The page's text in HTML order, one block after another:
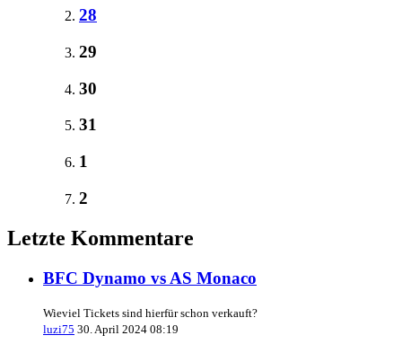
28
29
30
31
1
2
Letzte Kommentare
BFC Dynamo vs AS Monaco
Wieviel Tickets sind hierfür schon verkauft?
luzi75 30. April 2024 08:19